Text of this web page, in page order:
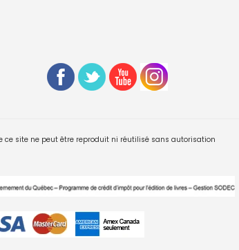
ce site ne peut être reproduit ni réutilisé sans autorisation